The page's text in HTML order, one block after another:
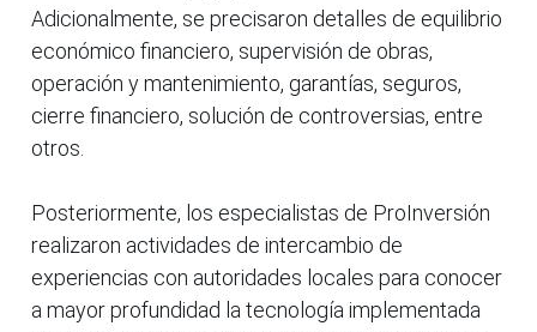
Adicionalmente, se precisaron detalles de equilibrio
económico financiero, supervisión de obras,
operación y mantenimiento, garantías, seguros,
cierre financiero, solución de controversias, entre
otros.
Posteriormente, los especialistas de ProInversión
realizaron actividades de intercambio de
experiencias con autoridades locales para conocer
a mayor profundidad la tecnología implementada